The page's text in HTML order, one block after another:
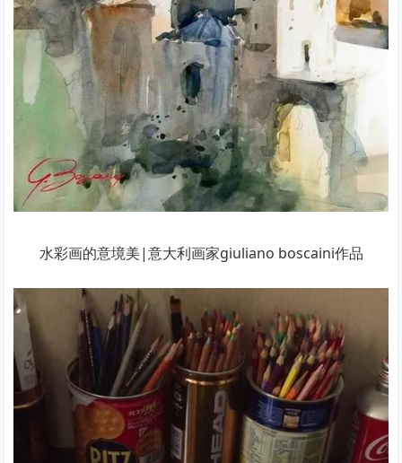
水彩画的意境美|意大利画家giuliano boscaini作品